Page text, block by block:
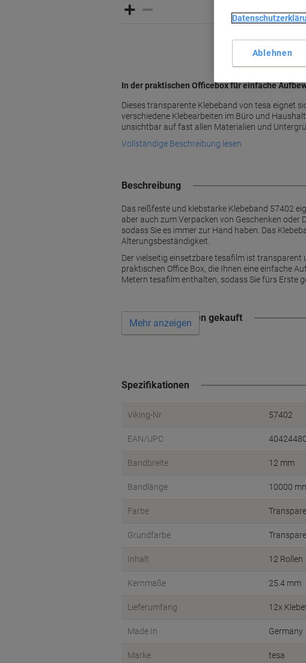
In der praktischen Officebox für einfache
Dieses transparente Klebeband von tesa eignet
verschiedene Klebearbeiten im Büro und
unsichtbar auf fast allen Materialien und
Vollständige Beschreibung lesen
Beschreibung
Das reißfeste und klebstarke Klebeband 57402
aber auch zum Verpacken von Geschenken
sodass Sie es immer zur Hand haben. Das
Alterungsbeständigkeit.
Der vielseitig einsetzbare tesafilm ist transparent
praktischen Office Box, die Ihnen eine einfache
Metern tesafilm enthalten, sodass Sie fürs Erste
Wird oft zusammen gekauft
Mehr anzeigen
Spezifikationen
Viking-Nr. 57402
EAN/UPC
Bandbreite 12 mm
Bandlänge 10000
Farbe
Grundfarbe
Inhalt 12 Rollen
Kernmaße 25.4 mm
Lieferumfang 12x
Made In Germany
Marke tesa
Ablehnen